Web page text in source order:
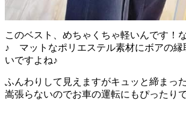
このベスト、めちゃくちゃ軽いんです！
♪ マットなポリエステル素材にボアの縁
いですよね♪
ふんわりして見えますがキュッと締まっ
嵩張らないのでお車の運転にもぴったり